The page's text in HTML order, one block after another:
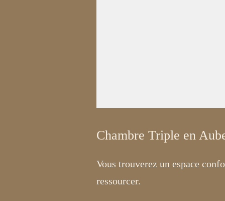
Chambre Triple en
Vous trouverez un espace
ressourcer.